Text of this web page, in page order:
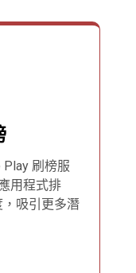
Play 刷榜服
用程式排
吸引更多潛